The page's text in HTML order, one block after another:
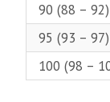
90 (88 – 92)
95 (93 – 97)
100 (98 –